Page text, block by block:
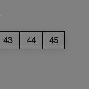
43 44
45